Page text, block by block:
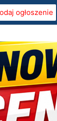
ogłoszenie